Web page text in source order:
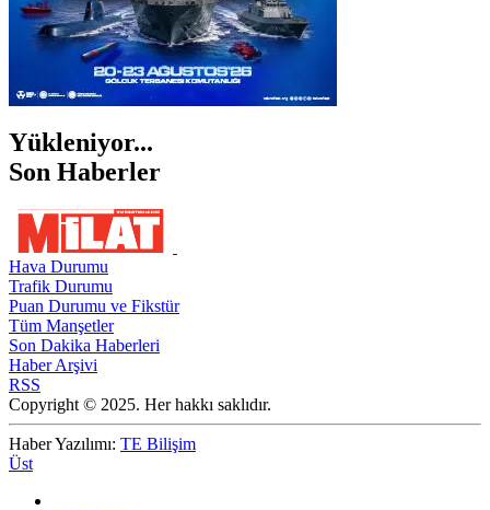
Yükleniyor...
Son Haberler
Hava Durumu
Trafik Durumu
Puan Durumu ve Fikstür
Tüm Manşetler
Son Dakika Haberleri
Haber Arşivi
RSS
Copyright © 2025. Her hakkı saklıdır.
Haber Yazılımı: TE Bilişim
Üst